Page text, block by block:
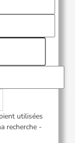
utilisées
recherche -